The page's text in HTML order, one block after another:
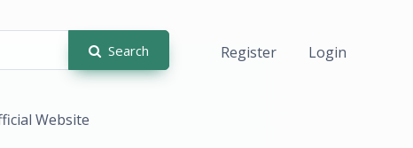
Search Register Login
Website